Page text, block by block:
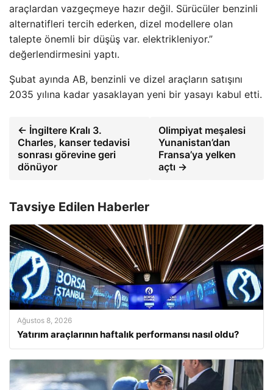
araçlardan vazgeçmeye hazır değil. Sürücüler benzinli
alternatifleri tercih ederken, dizel modellere olan
talepte önemli bir düşüş var. elektrikleniyor.”
değerlendirmesini yaptı.
Şubat ayında AB, benzinli ve dizel araçların satışını
2035 yılına kadar yasaklayan yeni bir yasayı kabul etti.
← İngiltere Kralı 3.
Charles, kanser tedavisi
sonrası görevine geri
dönüyor
Olimpiyat meşalesi
Yunanistan’dan
Fransa’ya yelken
açtı →
Tavsiye Edilen Haberler
Ağustos 8, 2026
Yatırım araçlarının haftalık performansı nasıl oldu?